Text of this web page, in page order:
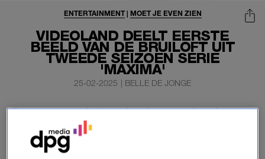
VIDEOLAND DEELT EERSTE
BEELD VAN DE BRUILOFT UIT
TWEEDE SEIZOEN SERIE
'MÁXIMA'
ENTERTAINMENT| MOET JE EVEN ZIEN
25-02-2025 | BELLE DE JONGE
De opnames van het tweede seizoen van de serie
zijn in volle gang. Volgend jaar zijn de nieuwe
afleveringen over het koninklijke koppel te streamen,
maar hier is alvast een klein voorproefje.